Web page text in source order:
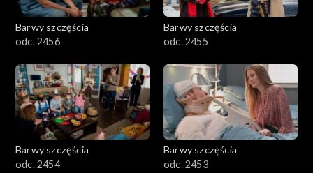
Barwy szczęścia
odc. 2456
Barwy szczęścia
odc. 2455
Barwy szczęścia
odc. 2454
Barwy szczęścia
odc. 2453